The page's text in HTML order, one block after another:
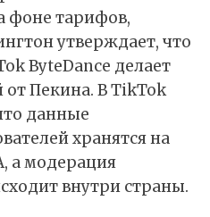
фоне тарифов,
утверждает, что
ByteDance делает
Пекина. В TikTok
данные
хранятся на
а модерация
внутри страны.